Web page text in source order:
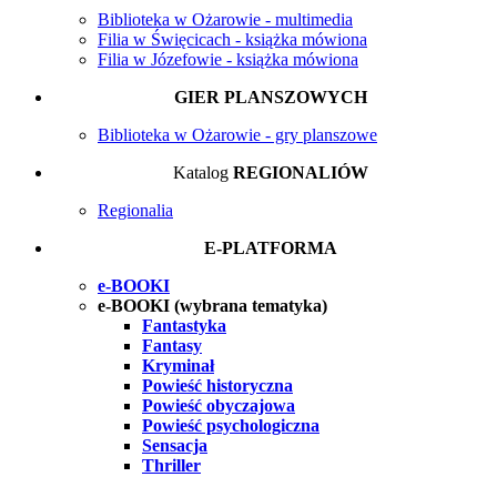
Biblioteka w Ożarowie - multimedia
Filia w Święcicach - książka mówiona
Filia w Józefowie - książka mówiona
GIER PLANSZOWYCH
Biblioteka w Ożarowie - gry planszowe
Katalog REGIONALIÓW
Regionalia
E-PLATFORMA
e-BOOKI
e-BOOKI (wybrana tematyka)
Fantastyka
Fantasy
Kryminał
Powieść historyczna
Powieść obyczajowa
Powieść psychologiczna
Sensacja
Thriller